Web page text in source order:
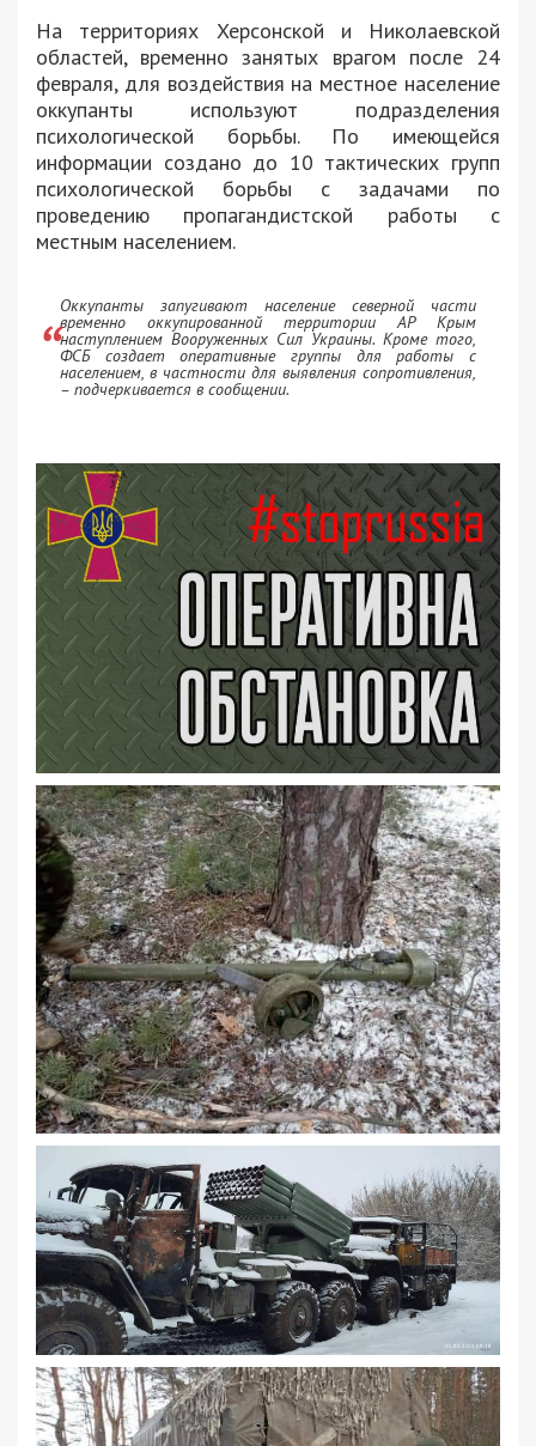
На территориях Херсонской и Николаевской
областей, временно занятых врагом после 24
февраля, для воздействия на местное население
оккупанты используют подразделения
психологической борьбы. По имеющейся
информации создано до 10 тактических групп
психологической борьбы с задачами по
проведению пропагандистской работы с
местным населением.
Оккупанты запугивают население северной части
временно оккупированной территории АР Крым
наступлением Вооруженных Сил Украины. Кроме того,
ФСБ создает оперативные группы для работы с
населением, в частности для выявления сопротивления,
– подчеркивается в сообщении.